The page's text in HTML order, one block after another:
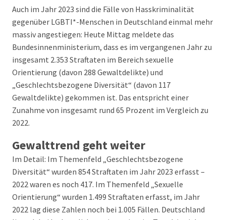
Auch im Jahr 2023 sind die Fälle von Hasskriminalität
gegenüber LGBTI*-Menschen in Deutschland einmal mehr
massiv angestiegen: Heute Mittag meldete das
Bundesinnenministerium, dass es im vergangenen Jahr zu
insgesamt 2.353 Straftaten im Bereich sexuelle
Orientierung (davon 288 Gewaltdelikte) und
„Geschlechtsbezogene Diversität“ (davon 117
Gewaltdelikte) gekommen ist. Das entspricht einer
Zunahme von insgesamt rund 65 Prozent im Vergleich zu
2022.
Gewalttrend geht weiter
Im Detail: Im Themenfeld „Geschlechtsbezogene
Diversität“ wurden 854 Straftaten im Jahr 2023 erfasst –
2022 waren es noch 417. Im Themenfeld „Sexuelle
Orientierung“ wurden 1.499 Straftaten erfasst, im Jahr
2022 lag diese Zahlen noch bei 1.005 Fällen. Deutschland